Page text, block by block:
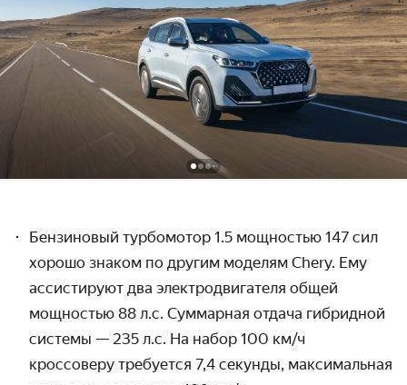
Бензиновый турбомотор 1.5 мощностью 147 сил
хорошо знаком по другим моделям Chery. Ему
ассистируют два электродвигателя общей
мощностью 88 л.с. Суммарная отдача гибридной
системы — 235 л.с. На набор 100 км/ч
кроссоверу требуется 7,4 секунды, максимальная